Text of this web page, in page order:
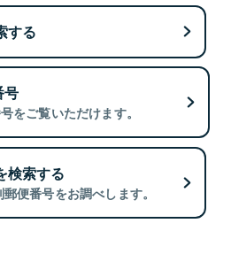
する
号
をご覧いただけます。
検索する
便番号をお調べします。